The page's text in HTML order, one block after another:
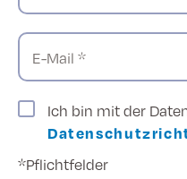
E-Mail *
Ich bin mit der
*Pflichtfelder